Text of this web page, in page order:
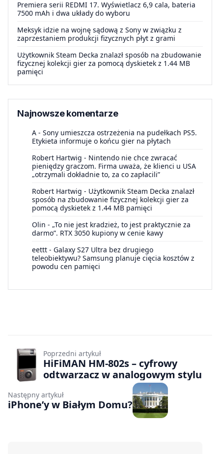
Premiera serii REDMI 17. Wyświetlacz 6,9 cala, bateria
7500 mAh i dwa układy do wyboru
Meksyk idzie na wojnę sądową z Sony w związku z
zaprzestaniem produkcji fizycznych płyt z grami
Użytkownik Steam Decka znalazł sposób na zbudowanie
fizycznej kolekcji gier za pomocą dyskietek z 1.44 MB
pamięci
Najnowsze komentarze
A - Sony umieszcza ostrzeżenia na pudełkach PS5.
Etykieta informuje o końcu gier na płytach
Robert Hartwig - Nintendo nie chce zwracać
pieniędzy graczom. Firma uważa, że klienci u USA
„otrzymali dokładnie to, za co zapłacili”
Robert Hartwig - Użytkownik Steam Decka znalazł
sposób na zbudowanie fizycznej kolekcji gier za
pomocą dyskietek z 1.44 MB pamięci
Olin - „To nie jest kradzież, to jest praktycznie za
darmo”. RTX 3050 kupiony w cenie kawy
eettt - Galaxy S27 Ultra bez drugiego
teleobiektywu? Samsung planuje cięcia kosztów z
powodu cen pamięci
Poprzedni artykuł
HiFiMAN HM-802s – cyfrowy
odtwarzacz w analogowym stylu
Następny artykuł
iPhone’y w Białym Domu?